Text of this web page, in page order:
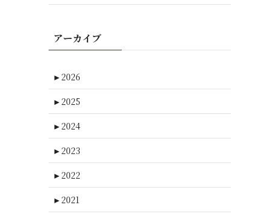
アーカイブ
► 2026
► 2025
► 2024
► 2023
► 2022
► 2021